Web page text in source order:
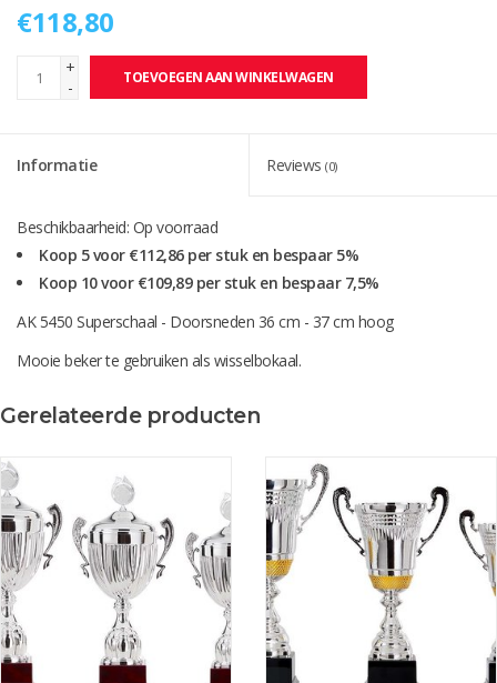
€118,80
+
-
TOEVOEGEN AAN WINKELWAGEN
Informatie Reviews (0)
Beschikbaarheid: Op voorraad
Koop 5 voor €112,86 per stuk en bespaar 5%
Koop 10 voor €109,89 per stuk en bespaar 7,5%
AK 5450 Superschaal - Doorsneden 36 cm - 37 cm hoog
Mooie beker te gebruiken als wisselbokaal.
Score één van onze surprise vouchers (pop-up) en krijg 10% korting
over het hele aankoop bedrag.
Gerelateerde producten